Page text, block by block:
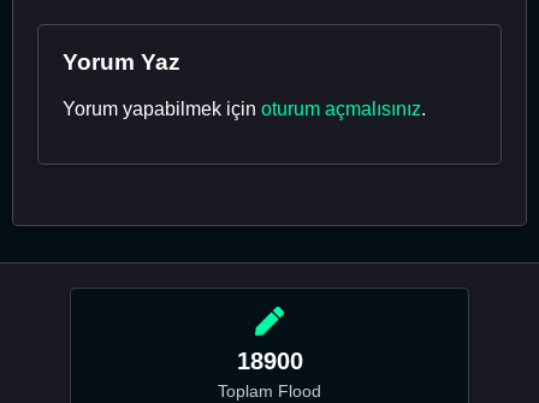
Yorum Yaz
Yorum yapabilmek için oturum açmalısınız.
18900
Toplam Flood